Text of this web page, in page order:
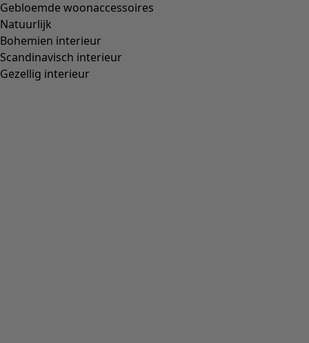
Gebloemde woonaccessoires
Natuurlijk
Bohemien interieur
Scandinavisch interieur
Gezellig interieur